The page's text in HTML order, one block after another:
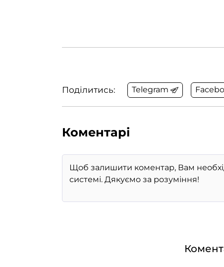
Поділитись: Telegram
Коментарі